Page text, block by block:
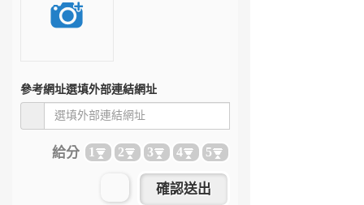
參考網址選填外部連結網址
給分 1 2 3 4 5